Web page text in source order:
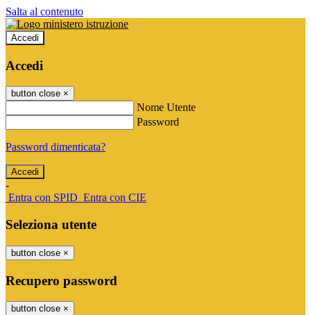
Salta al contenuto
Accedi
Accedi
button close ×
Nome Utente
Password
Password dimenticata?
-
Entra con SPID Entra con CIE
Seleziona utente
button close ×
Recupero password
button close ×